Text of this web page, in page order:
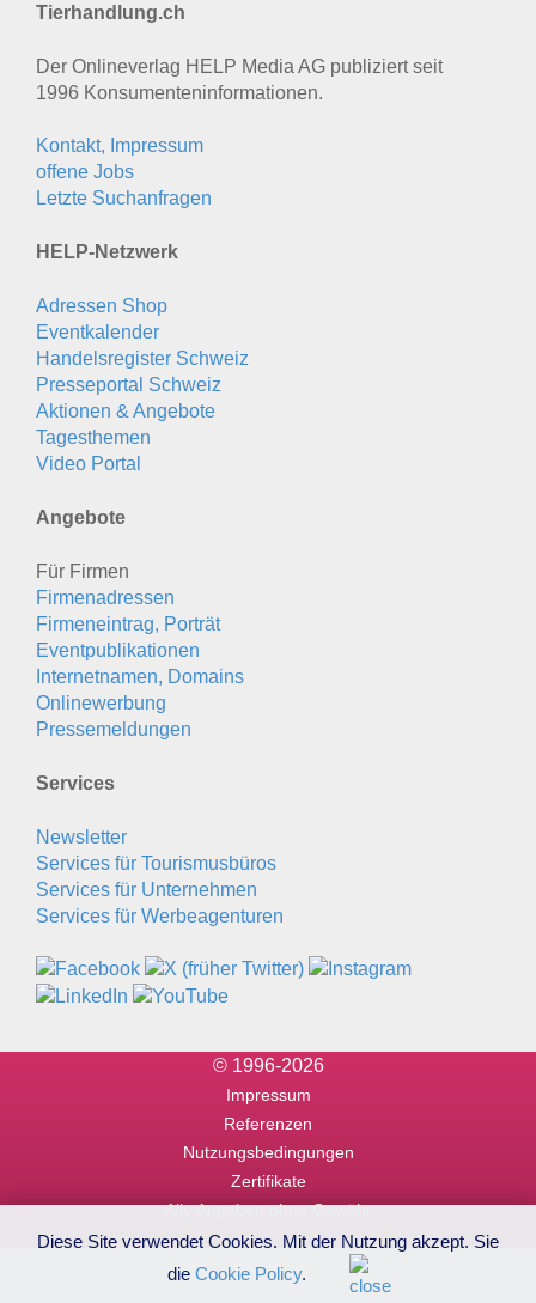
Tierhandlung.ch
Der Onlineverlag HELP Media AG publiziert seit
1996 Konsumenten­informationen.
Kontakt, Impressum
offene Jobs
Letzte Suchanfragen
HELP-Netzwerk
Adressen Shop
Eventkalender
Handelsregister Schweiz
Presseportal Schweiz
Aktionen & Angebote
Tagesthemen
Video Portal
Angebote
Für Firmen
Firmenadressen
Firmeneintrag, Porträt
Eventpublikationen
Internetnamen, Domains
Onlinewerbung
Pressemeldungen
Services
Newsletter
Services für Tourismusbüros
Services für Unternehmen
Services für Werbeagenturen
© 1996-2026
Impressum
Referenzen
Nutzungsbedingungen
Zertifikate
Alle Angaben ohne Gewähr
Diese Site verwendet Cookies. Mit der Nutzung akzept. Sie
die Cookie Policy.